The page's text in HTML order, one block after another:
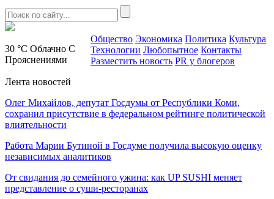
30 °C Облачно С
Прояснениями
Общество Экономика Политика Культура
Технологии Любопытное Контакты
Разместить новость PR у блогеров
Лента новостей
Олег Михайлов, депутат Госдумы от Республики Коми,
сохранил присутствие в федеральном рейтинге политической
влиятельности
Работа Марии Бутиной в Госдуме получила высокую оценку
независимых аналитиков
От свидания до семейного ужина: как UP SUSHI меняет
представление о суши-ресторанах